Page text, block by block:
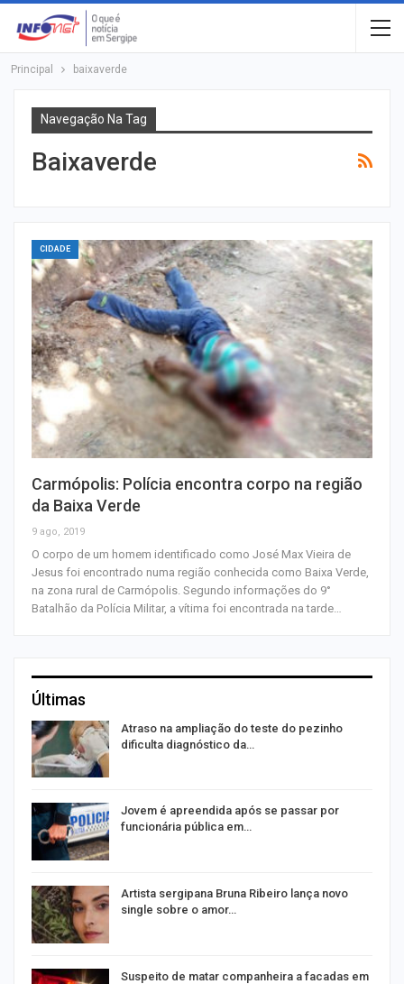
Principal baixaverde
Navegação Na Tag
Baixaverde
CIDADE
Carmópolis: Polícia encontra corpo na região
da Baixa Verde
9 ago, 2019
O corpo de um homem identificado como José Max Vieira de
Jesus foi encontrado numa região conhecida como Baixa Verde,
na zona rural de Carmópolis. Segundo informações do 9°
Batalhão da Polícia Militar, a vítima foi encontrada na tarde…
Últimas
Atraso na ampliação do teste do pezinho
dificulta diagnóstico da…
Jovem é apreendida após se passar por
funcionária pública em…
Artista sergipana Bruna Ribeiro lança novo
single sobre o amor…
Suspeito de matar companheira a facadas em